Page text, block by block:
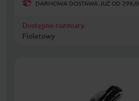
DARMOWA DOSTAWA JUŻ OD
Dostępne rozmiary:
Fioletowy